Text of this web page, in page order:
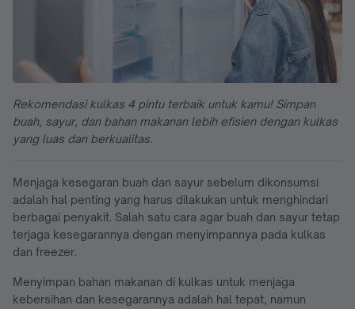
Rekomendasi kulkas 4 pintu terbaik untuk kamu! Simpan
buah, sayur, dan bahan makanan lebih efisien dengan kulkas
yang luas dan berkualitas.
Menjaga kesegaran buah dan sayur sebelum dikonsumsi
adalah hal penting yang harus dilakukan untuk menghindari
berbagai penyakit. Salah satu cara agar buah dan sayur tetap
terjaga kesegarannya dengan menyimpannya pada kulkas
dan freezer.
Menyimpan bahan makanan di kulkas untuk menjaga
kebersihan dan kesegarannya adalah hal tepat, namun